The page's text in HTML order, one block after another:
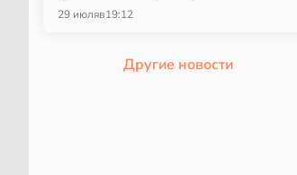
29 июляв19:12
Другие новости